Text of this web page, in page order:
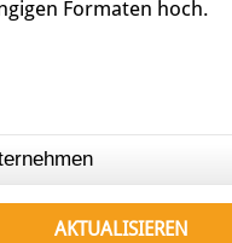
Formaten hoch.
AKTUALISIEREN